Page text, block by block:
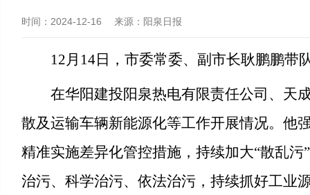
时间： 2024-12-16 来源： 阳泉日报
12月14日，市委常委、副市长耿鹏鹏带
在华阳建投阳泉热电有限责任公司、天
散及运输车辆新能源化等工作开展情况。他
精准实施差异化管控措施，持续加大“散乱
治污、科学治污、依法治污，持续抓好工业